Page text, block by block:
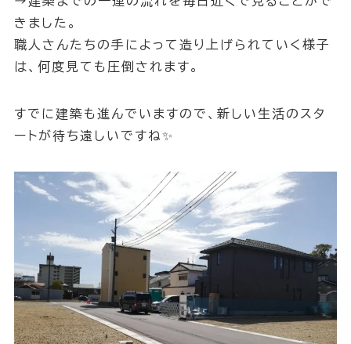
きました。
職人さんたちの手によって造り上げられていく様子
は、何度見ても圧倒されます。
すでに建築も進んでいますので、新しい生活のスタ
ートが待ち遠しいですね✨